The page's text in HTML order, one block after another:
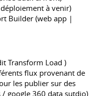
à venir)
Builder (web app |
Transform Load )
flux provenant de
les publier sur des
google 360 data sutdio)